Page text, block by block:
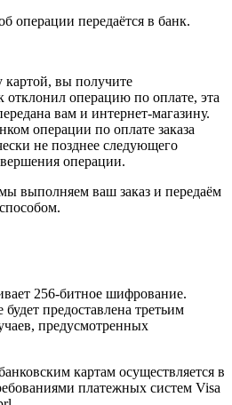
операции передаётся в банк.
картой, вы получите
отклонил операцию по оплате, эта
вам и интернет-магазину.
операции по оплате заказа
не позднее следующего
операции.
выполняем ваш заказ и передаём
256-битное шифрование.
предоставлена третьим
предусмотренных
картам осуществляется в
платежных систем Visa